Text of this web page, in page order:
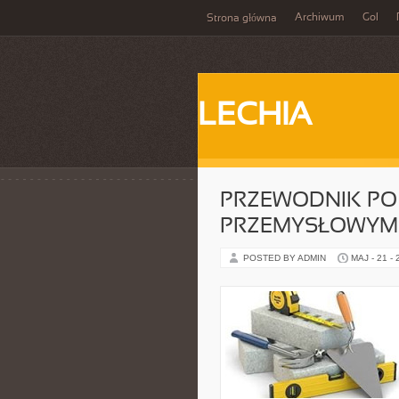
Strona główna Archiwum Gol
LECHIA
PRZEWODNIK
POSTED BY ADMIN MAJ - 21 -